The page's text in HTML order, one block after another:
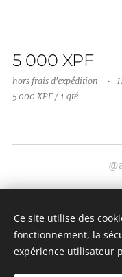
5 000 XPF
hors frais d'expédition
5 000 XPF / 1 qté
Ce site utilise des
fonctionnement, la
expérience utilisateur